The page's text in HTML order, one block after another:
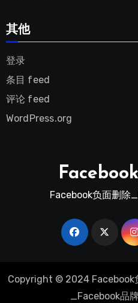
其他
登录
条目 feed
评论 feed
WordPress.org
Facebook负面删除
Copyright © 2024 Facebook
_Facebook品